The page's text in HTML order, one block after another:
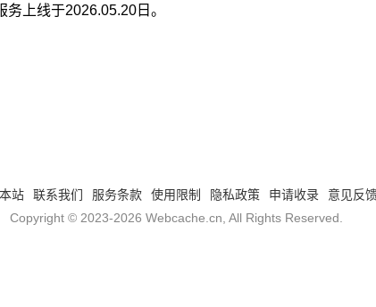
务上线于2026.05.20日。
站 联系我们 服务条款 使用限制 隐私政策 申请收录
意见反
Copyright © 2023-2026 Webcache.cn, All Rights Reserved.